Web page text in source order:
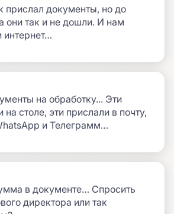
прислал документы, но до
они так и не дошли. И нам
интернет…
на обработку... Эти
на столе, эти прислали в почту,
и Телеграмм…
в документе… Спросить
директора или так